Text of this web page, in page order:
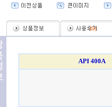
(0)
API 400A